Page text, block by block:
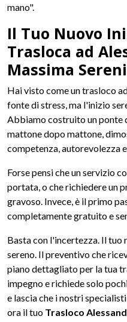
mano".
Il Tuo Nuovo
Trasloca ad
Massima
Hai visto come un trasloco
fonte di stress, ma l'inizio
Abbiamo costruito un ponte
mattone dopo mattone,
competenza, autorevolezza
Forse pensi che un servizio
portata, o che richiedere un
gravoso. Invece, è il primo
completamente gratuito e
Basta con l'incertezza. Il tuo
sereno. Il preventivo che
piano dettagliato per la tua
impegno e richiede solo
e lascia che i nostri
ora il tuo Trasloco